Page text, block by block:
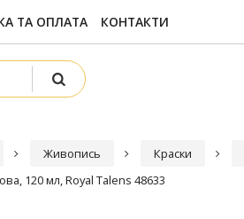
ТА ОПЛАТА КОНТАКТИ
Живопись Краски
120 мл, Royal Talens 48633